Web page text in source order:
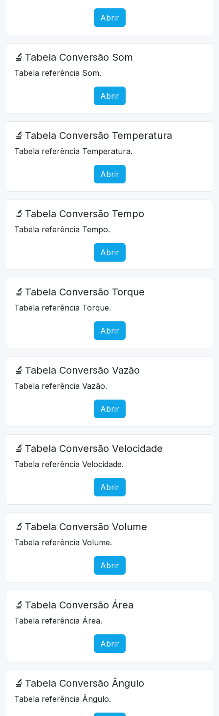
Abrir
🔬 Tabela Conversão Som
Tabela referência Som.
Abrir
🔬 Tabela Conversão Temperatura
Tabela referência Temperatura.
Abrir
🔬 Tabela Conversão Tempo
Tabela referência Tempo.
Abrir
🔬 Tabela Conversão Torque
Tabela referência Torque.
Abrir
🔬 Tabela Conversão Vazão
Tabela referência Vazão.
Abrir
🔬 Tabela Conversão Velocidade
Tabela referência Velocidade.
Abrir
🔬 Tabela Conversão Volume
Tabela referência Volume.
Abrir
🔬 Tabela Conversão Área
Tabela referência Área.
Abrir
🔬 Tabela Conversão Ângulo
Tabela referência Ângulo.